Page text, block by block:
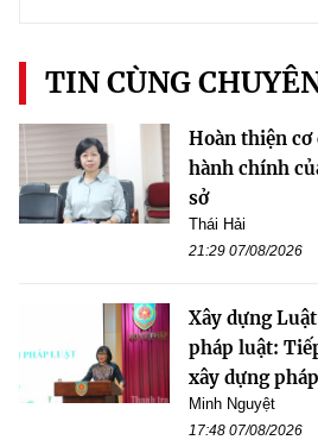
TIN CÙNG
Hoàn thiện
hành chính
sở
Thái Hải
21:29 07/08/2026
Xây dựng
pháp luật:
xây dựng
Minh Nguyệt
17:48 07/08/2026